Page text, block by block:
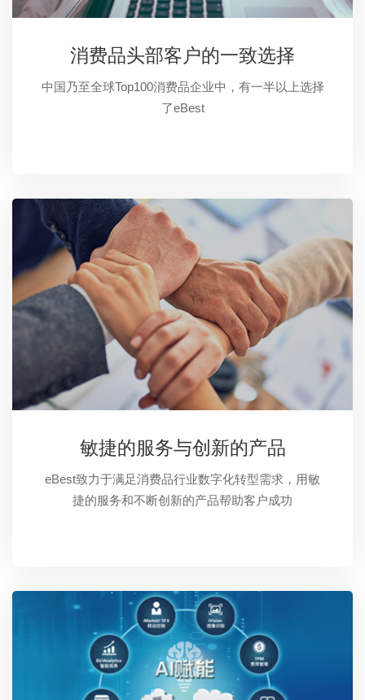
消费品头部客户的一致选择
中国乃至全球Top100消费品企业中，有一半以上选择
了eBest
敏捷的服务与创新的产品
eBest致力于满足消费品行业数字化转型需求，用敏
捷的服务和不断创新的产品帮助客户成功